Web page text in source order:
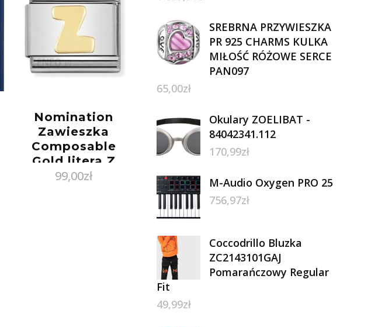
Nomination
Zawieszka
Composable
Gold litera Z
030101/26
99,00zł
SREBRNA PRZYWIESZKA
PR 925 CHARMS KULKA
MIŁOŚĆ RÓŻOWE SERCE
PAN097
65,00zł
Okulary ZOELIBAT -
84042341.112
170,99zł
M-Audio Oxygen PRO 25
756,97zł
Coccodrillo Bluzka
ZC2143101GAJ
Pomarańczowy Regular
Fit
49,99zł